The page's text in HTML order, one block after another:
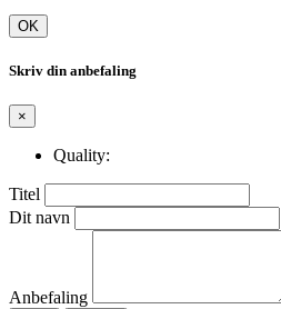
OK
Skriv din anbefaling
×
Quality:
Titel
Dit navn
Anbefaling